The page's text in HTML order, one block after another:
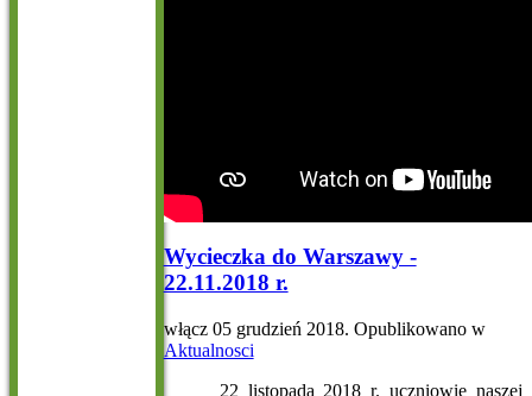
Wycieczka do Warszawy -
22.11.2018 r.
włącz 05 grudzień 2018. Opublikowano w
Aktualnosci
22 listopada 2018 r. uczniowie naszej